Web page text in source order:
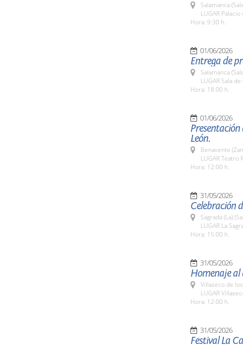
Salamanca
LUGAR
Hora: 9:30 h.
01/06/2026
Entrega de
Salamanca
LUGAR Sala
Hora: 18:00 h.
01/06/2026
León.
Benavente
LUGAR Teatro
Hora: 12:00 h.
31/05/2026
Celebración
Sagrada (La)
LUGAR La
Hora: 15:00 h.
31/05/2026
Homenaje al
Villaseco de
LUGAR
Hora: 12:00 h.
31/05/2026
Festival La